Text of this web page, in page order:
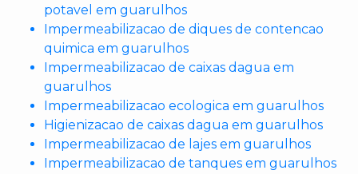
potavel em guarulhos
Impermeabilizacao de diques de contencao
quimica em guarulhos
Impermeabilizacao de caixas dagua em
guarulhos
Impermeabilizacao ecologica em guarulhos
Higienizacao de caixas dagua em guarulhos
Impermeabilizacao de lajes em guarulhos
Impermeabilizacao de tanques em guarulhos